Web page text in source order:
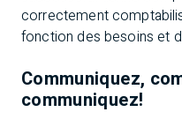
correctement
fonction des besoins et
Communiquez,
communiquez!